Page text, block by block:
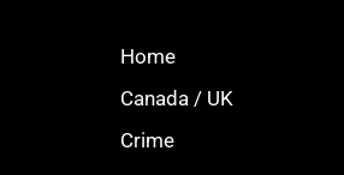
Home
Canada / UK
Crime